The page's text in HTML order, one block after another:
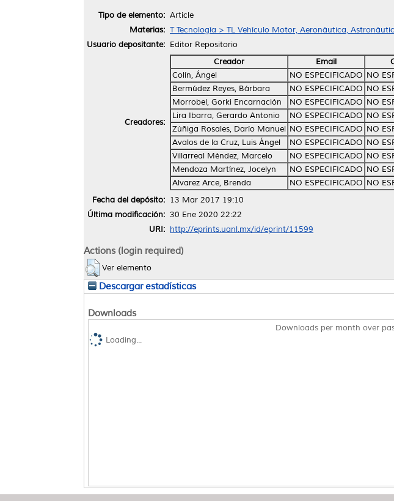
Tipo de elemento: Article
Materias: T Tecnología > TL Vehículo Motor, Aeronáutica,
Usuario depositante: Editor Repositorio
Creadores:
Creador Email
Colín, Ángel
NO ESPECIFICADO NO
Bermúdez Reyes, Bárbara
NO ESPECIFICADO NO
Morrobel, Gorki Encarnación
NO ESPECIFICADO NO
Lira Ibarra, Gerardo Antonio
NO ESPECIFICADO NO
Zúñiga Rosales, Darío Manuel NO ESPECIFICADO NO
Avalos de la Cruz, Luis Ángel
NO ESPECIFICADO NO
Villarreal Méndez, Marcelo
NO ESPECIFICADO NO
Mendoza Martínez, Jocelyn
NO ESPECIFICADO NO
Alvarez Arce, Brenda
NO ESPECIFICADO NO
Fecha del depósito: 13 Mar 2017 19:10
Última modificación: 30 Ene 2020 22:22
URI: http://eprints.uanl.mx/id/eprint/11599
Actions (login required)
Ver elemento
Descargar estadísticas
Downloads
Downloads per month over
Loading...